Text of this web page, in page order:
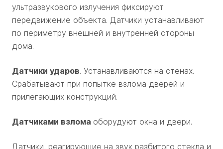
ультразвукового излучения фиксируют
передвижение объекта. Датчики устанавливают
по периметру внешней и внутренней стороны
дома.
Датчики ударов. Устанавливаются на стенах.
Срабатывают при попытке взлома дверей и
прилегающих конструкций.
Датчиками взлома оборудуют окна и двери.
Датчики, реагирующие на звук разбитого стекла и